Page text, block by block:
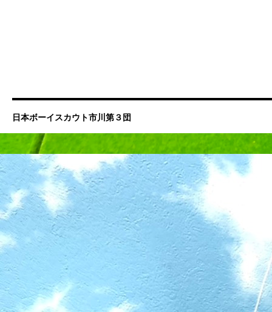
日本ボーイスカウト市川第３団